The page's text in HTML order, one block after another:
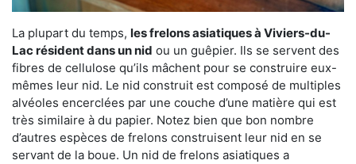
La plupart du temps, les frelons asiatiques à Viviers-du-
Lac résident dans un nid ou un guêpier. Ils se servent des
fibres de cellulose qu’ils mâchent pour se construire eux-
mêmes leur nid. Le nid construit est composé de multiples
alvéoles encerclées par une couche d’une matière qui est
très similaire à du papier. Notez bien que bon nombre
d’autres espèces de frelons construisent leur nid en se
servant de la boue. Un nid de frelons asiatiques a